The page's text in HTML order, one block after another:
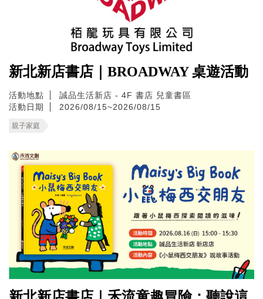
新北新店書店｜BROADWAY 桌遊活動
活動地點
誠品生活新店 - 4F 書店 兒童書區
活動日期
2026/08/15~2026/08/15
親子家庭